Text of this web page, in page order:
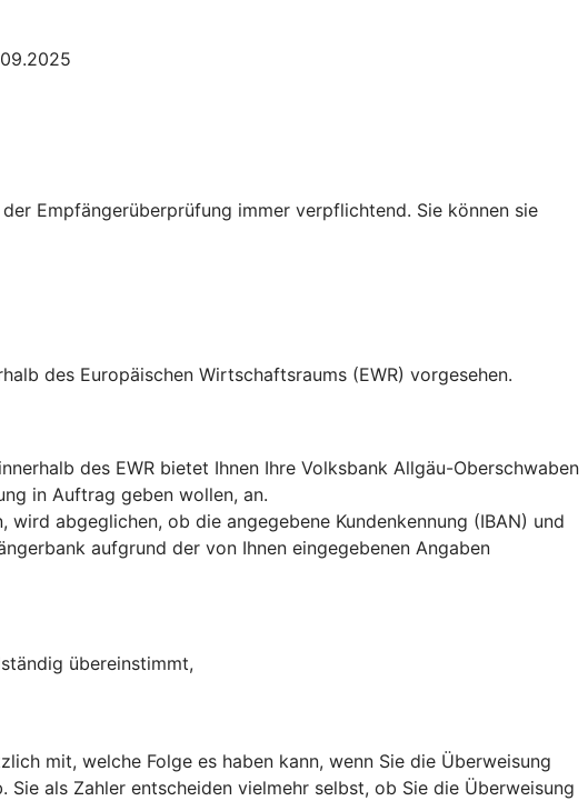
Empfängerüberprüfung immer verpflichtend. Sie können sie
des Europäischen Wirtschaftsraums (EWR) vorgesehen.
des EWR bietet Ihnen Ihre Volksbank Allgäu-Oberschwaben
in Auftrag geben wollen, an.
abgeglichen, ob die angegebene Kundenkennung (IBAN) und
aufgrund der von Ihnen eingegebenen Angaben
übereinstimmt,
mit, welche Folge es haben kann, wenn Sie die Überweisung
als Zahler entscheiden vielmehr selbst, ob Sie die Überweisung